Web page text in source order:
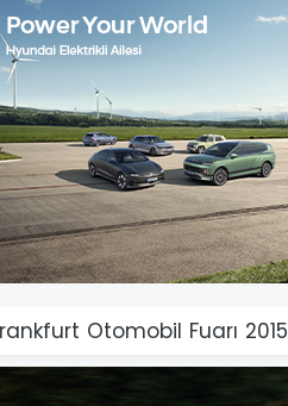
Otomobil Fuarı 2015